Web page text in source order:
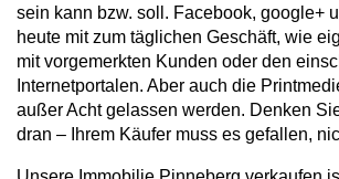
sein kann bzw. soll. Facebook, google+
heute mit zum täglichen Geschäft, wie
mit vorgemerkten Kunden oder den
Internetportalen. Aber auch die
außer Acht gelassen werden. Denken
dran – Ihrem Käufer muss es gefallen,